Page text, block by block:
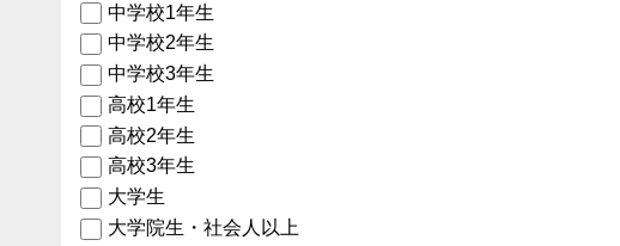
中学校1年生
中学校2年生
中学校3年生
高校1年生
高校2年生
高校3年生
大学生
大学院生・社会人以上